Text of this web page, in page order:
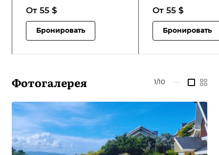
BIHCICCPSB-D1
От 55 $
Бронировать
холодного
Хуром-Хуром -
водопады
От 55 $
Бронировать
Фотогалерея 1/10 —